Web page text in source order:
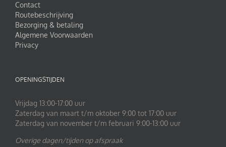
Contact
Routebeschrijving
Bezorging & betaling
Algemene Voorwaarden
Privacy
OPENINGSTIJDEN
Vrijdag 13:00-17:00 uur
Zaterdag van maart t/m oktober 9:00 tot 17:00 uur
Zaterdag van november t/m februari 9:00-13:00 uur
Overige dagen/tijden op afspraak